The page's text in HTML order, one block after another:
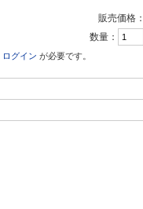
販売価格：
数量：
ログイン が必要です。